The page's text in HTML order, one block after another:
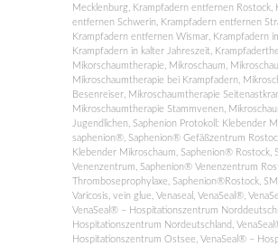
Mecklenburg, Krampfadern entfernen Rostock,
entfernen Schwerin, Krampfadern entfernen
Krampfadern entfernen Wismar, Krampfadern
Krampfadern in kalter Jahreszeit,
Mikorschaumtherapie, Mikroschaum,
Mikroschaumtherapie bei Krampfadern,
Besenreiser, Mikroschaumtherapie
Mikroschaumtherapie Stammvenen,
Jugendlichen, Saphenion Protokoll: Klebender
saphenion®, Saphenion® Gefäßzentrum
Klebender Mikroschaum, Saphenion® Rostock,
Venenzentrum, Saphenion® Venenzentrum
Thromboseprophylaxe, Saphenion®Rostock,
Varicosis, vein glue, Venaseal , VenaSeal®,
VenaSeal® – Hospitationszentrum
Hospitationszentrum Nordeutschland ,
Hospitationszentrum Ostsee, VenaSeal® –